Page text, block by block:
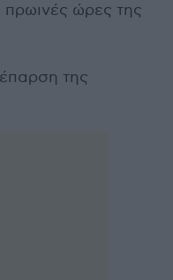
πρωινές ώρες της
της